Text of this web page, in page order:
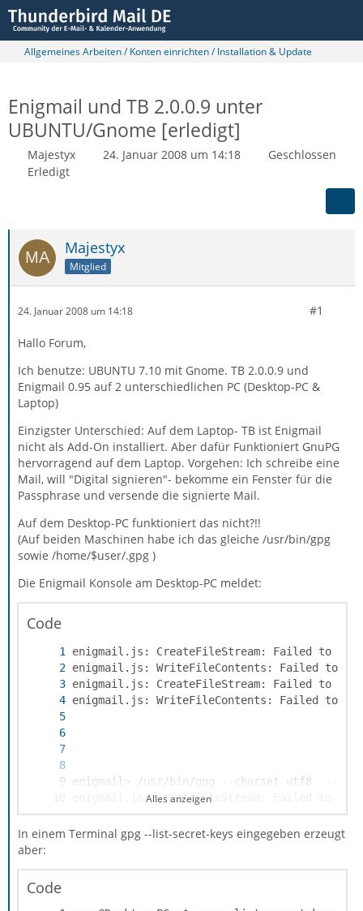
Allgemeines Arbeiten / Konten einrichten / Installation & Update
Enigmail und TB 2.0.0.9 unter
UBUNTU/Gnome [erledigt]
Majestyx 24. Januar 2008 um 14:18
Geschlossen
Erledigt
Majestyx
Mitglied
24. Januar 2008 um 14:18 #1
Hallo Forum,
Ich benutze: UBUNTU 7.10 mit Gnome. TB 2.0.0.9 und
Enigmail 0.95 auf 2 unterschiedlichen PC (Desktop-PC &
Laptop)
Einzigster Unterschied: Auf dem Laptop- TB ist Enigmail
nicht als Add-On installiert. Aber dafür Funktioniert GnuPG
hervorragend auf dem Laptop. Vorgehen: Ich schreibe eine
Mail, will "Digital signieren"- bekomme ein Fenster für die
Passphrase und versende die signierte Mail.
Auf dem Desktop-PC funktioniert das nicht?!!
(Auf beiden Maschinen habe ich das gleiche /usr/bin/gpg
sowie /home/$user/.gpg )
Die Enigmail Konsole am Desktop-PC meldet:
Code
Alles anzeigen
In einem Terminal gpg --list-secret-keys eingegeben erzeugt
aber:
Code